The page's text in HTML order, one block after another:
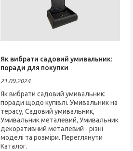
Як вибрати садовий умивальник:
поради для покупки
21.09.2024
Як вибрати садовий умивальник:
поради щодо купівлі. Умивальник на
терасу, Садовий умивальник,
Умивальник металевий, Умивальник
декоративний металевий - різні
моделі та розміри. Переглянути
Каталог.